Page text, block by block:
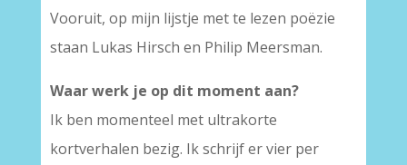
Vooruit, op mijn lijstje met te lezen poëzie
staan Lukas Hirsch en Philip Meersman.
Waar werk je op dit moment aan?
Ik ben momenteel met ultrakorte
kortverhalen bezig. Ik schrijf er vier per